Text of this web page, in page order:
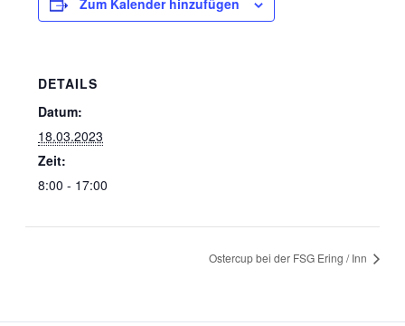
Zum Kalender hinzufügen
DETAILS
Datum:
18.03.2023
Zeit:
8:00 - 17:00
Ostercup bei der FSG Ering / Inn